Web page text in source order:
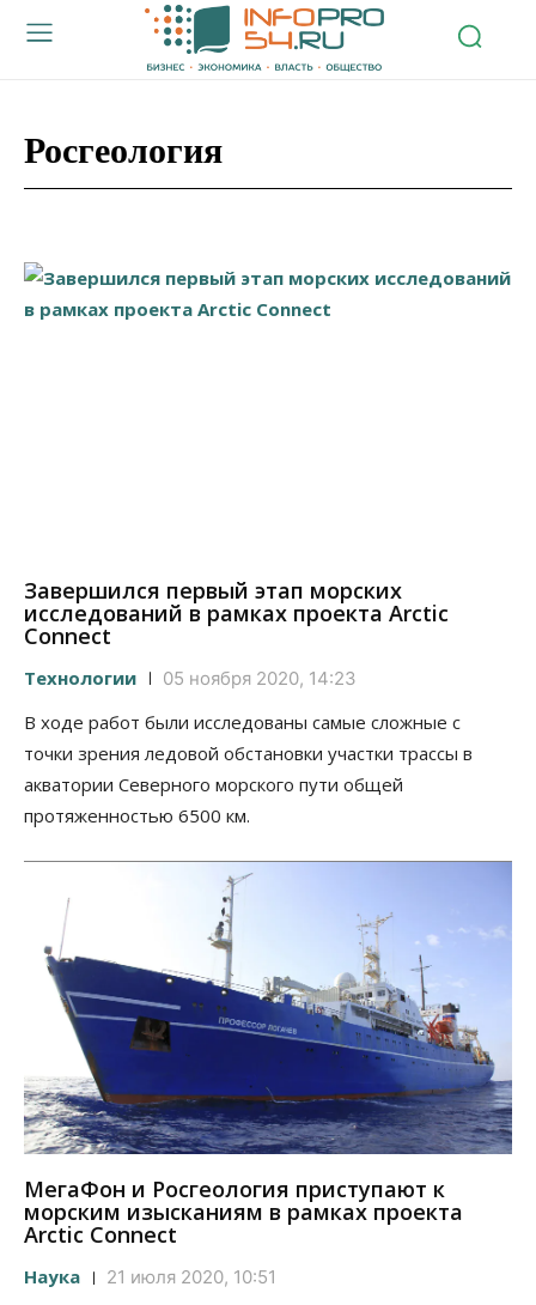
Росгеология
Завершился первый этап морских
исследований в рамках проекта Arctic
Connect
Технологии 05 ноября 2020, 14:23
В ходе работ были исследованы самые сложные с
точки зрения ледовой обстановки участки трассы в
акватории Северного морского пути общей
протяженностью 6500 км.
МегаФон и Росгеология приступают к
морским изысканиям в рамках проекта
Arctic Connect
Наука 21 июля 2020, 10:51